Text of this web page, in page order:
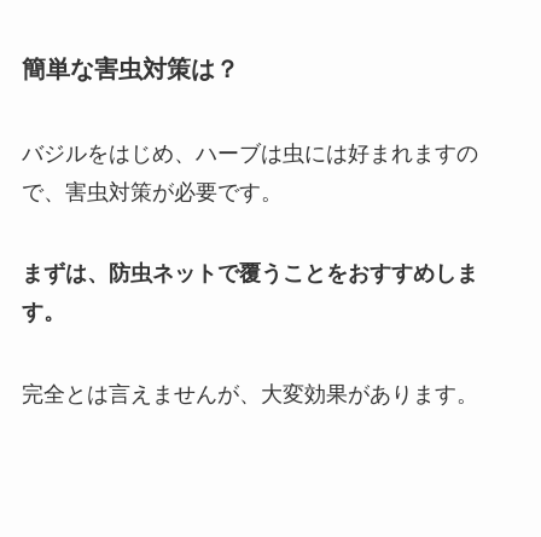
簡単な害虫対策は？
バジルをはじめ、ハーブは虫には好まれますの
で、害虫対策が必要です。
まずは、
防虫ネットで覆うことをおすすめしま
す。
完全とは言えませんが、大変効果があります。